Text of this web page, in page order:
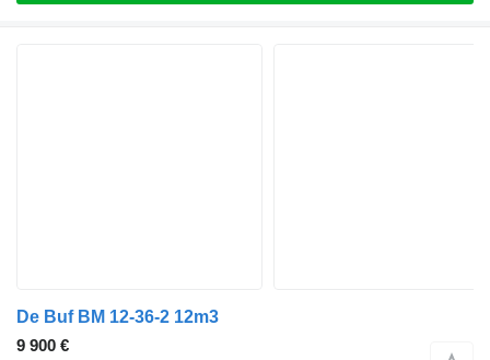
De Buf BM 12-36-2 12m3
9 900 €